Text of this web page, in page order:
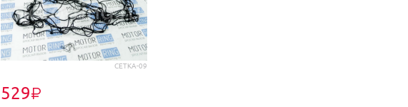
СЕТКА-09
529₽